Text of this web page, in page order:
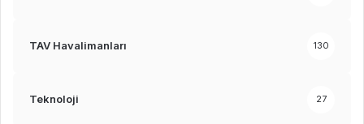
TAV Havalimanları 130
Teknoloji 27